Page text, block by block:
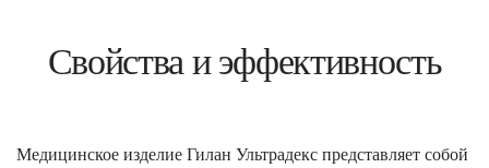
Свойства и эффективность
Медицинское изделие Гилан Ультрадекс представляет собой